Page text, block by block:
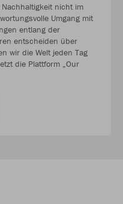
nicht im
Umgang mit
entlang der
entscheiden über
wir die Welt jeden Tag
die Plattform „Our